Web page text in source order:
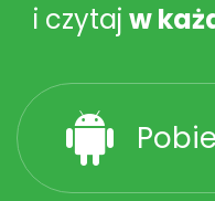
i czytaj w